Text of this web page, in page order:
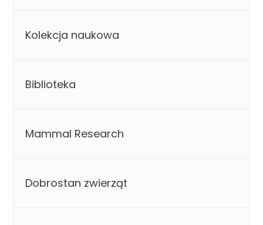
Kolekcja naukowa
Biblioteka
Mammal Research
Dobrostan zwierząt